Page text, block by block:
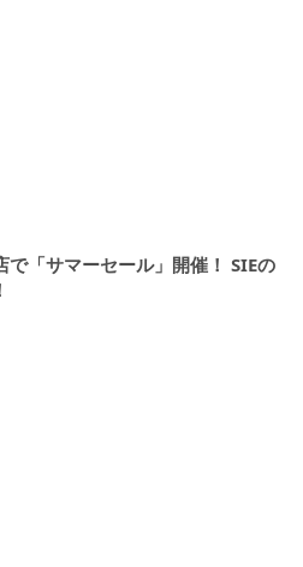
「サマーセール」開催！ SIEの